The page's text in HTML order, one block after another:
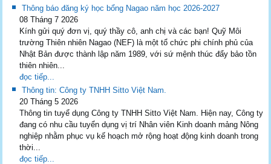
Thông báo đăng ký học bổng Nagao năm học 2026-2027
08 Tháng 7 2026
Kính gửi quý đơn vị, quý thầy cô, anh chị và các bạn! Quỹ Môi
trường Thiên nhiên Nagao (NEF) là một tổ chức phi chính phủ của
Nhật Bản được thành lập năm 1989, với sứ mệnh thúc đẩy bảo tồn
thiên nhiên...
đọc tiếp...
Thông tin: Công ty TNHH Sitto Việt Nam.
20 Tháng 5 2026
Thông tin tuyể dụng Công ty TNHH Sitto Việt Nam. Hiện nay, Công ty
đang có nhu cầu tuyển dụng vị trí Nhân viên Kinh doanh mảng Nông
nghiệp nhằm phục vụ kế hoạch mở rộng hoạt động kinh doanh trong
thời...
đọc tiếp...